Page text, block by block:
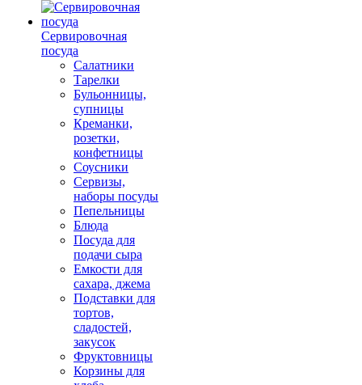
Сервировочная
посуда
Салатники
Тарелки
Бульонницы,
супницы
Креманки,
розетки,
конфетницы
Соусники
Сервизы,
наборы посуды
Пепельницы
Блюда
Посуда для
подачи сыра
Емкости для
сахара, джема
Подставки для
тортов,
сладостей,
закусок
Фруктовницы
Корзины для